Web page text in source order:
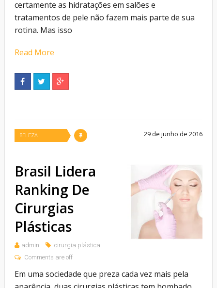
certamente as hidratações em salões e
tratamentos de pele não fazem mais parte de sua
rotina. Mas isso
Read More
BELEZA 29 de junho de 2016
Brasil Lidera
Ranking De
Cirurgias
Plásticas
admin
cirurgia plástica
Comments are off
Em uma sociedade que preza cada vez mais pela